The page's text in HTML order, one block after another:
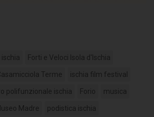
ischia Forti e Veloci Isola d'Ischia
Terme ischia film festival
polifunzionale ischia Forio musica
Madre podistica ischia